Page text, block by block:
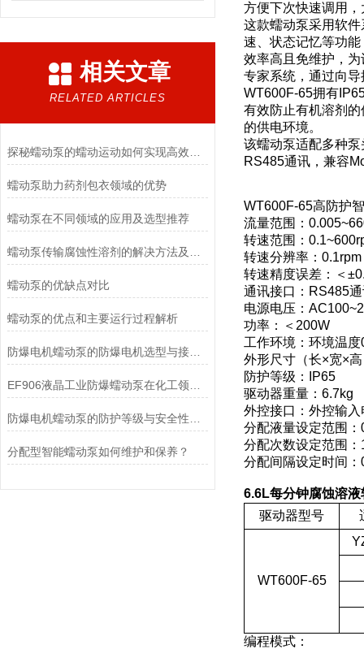
相关文章
RELATED ARTICLES
蠕动泵助力药剂包衣领域的优势
蠕动泵在不同领域的应用及选型推荐
蠕动泵的优缺点对比
蠕动泵的优点和主要运行过程解析
防爆电机蠕动泵的防爆电机选型与接线要求
分配型智能蠕动泵如何维护和保养？
方便下次快速调用
这款蠕动泵采用软
速、状态记忆等功
效率高且免维护，
专家系统，通过向
WT600F-65拥有
有效防止有机溶剂
的供电环境。
该蠕动泵适配多种
RS485通讯，兼容
WT600F-65高防护
流量范围：
转速范围：
转速分辨率：0.1rpm
转速精度误差：＜
通讯接口：RS485
电源电压：
功率：＜200W
工作环境：环境温
外形尺寸（长×宽×
防护等级：IP65
驱动器重量：6.7kg
外控接口：外控输
分配液量设定范围
分配次数设定范围
分配间隔设定时间
6.6L每分钟腐蚀溶
驱动器型号
WT600F-65
编程模式：